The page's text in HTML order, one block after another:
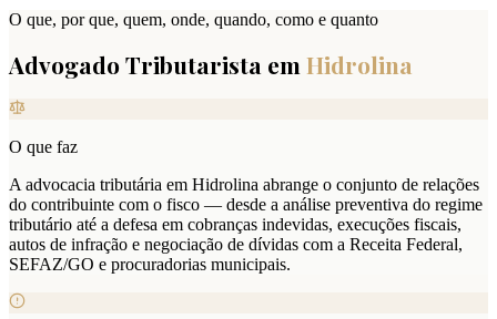
O que, por que, quem, onde, quando, como e quanto
Advogado Tributarista em Hidrolina
O que faz
A advocacia tributária em Hidrolina abrange o conjunto de relações
do contribuinte com o fisco — desde a análise preventiva do regime
tributário até a defesa em cobranças indevidas, execuções fiscais,
autos de infração e negociação de dívidas com a Receita Federal,
SEFAZ/GO e procuradorias municipais.